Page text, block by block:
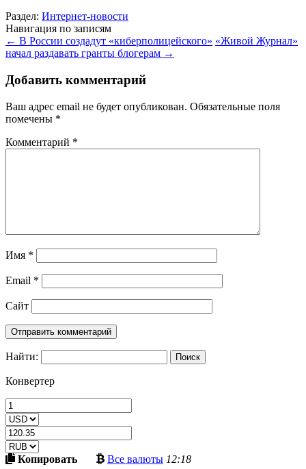
Раздел: Интернет-новости
Навигация по записям
← В России создадут «киберполицейского» «Живой Журнал»
начал раздавать гранты блогерам →
Добавить комментарий
Ваш адрес email не будет опубликован. Обязательные поля
помечены *
Комментарий *
Имя *
Email *
Сайт
Найти:
Конвертер
КопироватьСкопироватьВсе валютыБольше
12:18